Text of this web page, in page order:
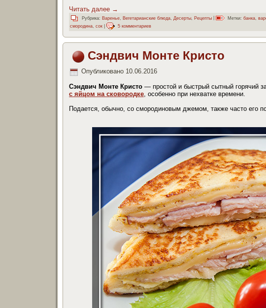
Читать далее →
Рубрика: Варенье Вегетарианские блюда Десерты Рецепты Метки: банка
смородина, сок 5 комментариев
Сэндвич Монте Кристо
Опубликовано 10.06.2016
Сэндвич Монте Кристо — простой и быстрый сытный горячий
с яйцом на сковородке , особенно при нехватке времени.
Подается, обычно, со смородиновым джемом, также часто его